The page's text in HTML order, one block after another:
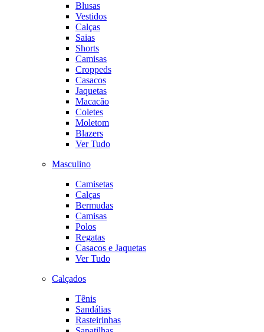
Blusas
Vestidos
Calças
Saias
Shorts
Camisas
Croppeds
Casacos
Jaquetas
Macacão
Coletes
Moletom
Blazers
Ver Tudo
Masculino
Camisetas
Calças
Bermudas
Camisas
Polos
Regatas
Casacos e Jaquetas
Ver Tudo
Calçados
Tênis
Sandálias
Rasteirinhas